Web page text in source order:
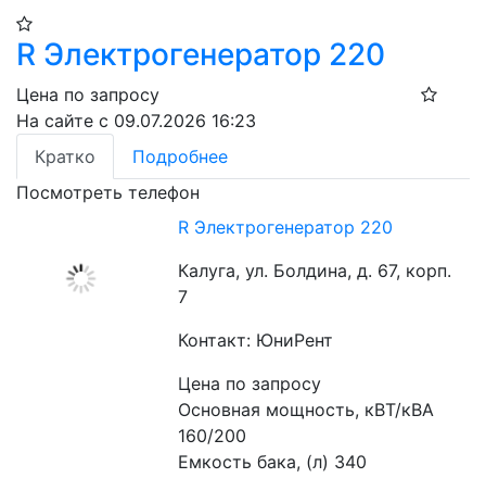
R Электрогенератор 220
Цена по запросу
На сайте с 09.07.2026 16:23
Кратко
Подробнее
Посмотреть телефон
R Электрогенератор 220
Калуга, ул. Болдина, д. 67, корп.
7
Контакт: ЮниРент
Цена по запросу
Основная мощность, кВТ/кВА
160/200
Емкость бака, (л) 340